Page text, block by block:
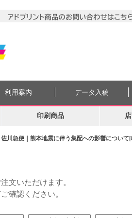
佐川急便｜熊本地震に伴う集配への影響について
利用案内 データ入稿
印刷商品
文いただけます。
確認ください。